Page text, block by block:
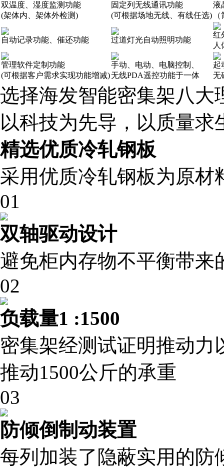
双温度、湿度监测功能
(架体内、架体外检测)
固定列无线通讯功能
(可根据场地无线、有线任选)
液
自动记录功能、催还功能 过道灯光自动照明功能
红
人
管理软件定制功能
(可根据客户需求实现功能增减)
手动、电动、电脑控制、
无线PDA遥控功能于一体
起
无
选择海发智能密集架八大
以科技为先导，以质量求
精选优质冷轧钢板
采用优质冷轧钢板为原材
01
双轴驱动设计
避免柜内存物不平衡带来
02
负载量1 :1500
密集架经测试证明推动力
推动1500公斤的承重
03
防倾倒制动装置
每列加装了隐蔽实用的防